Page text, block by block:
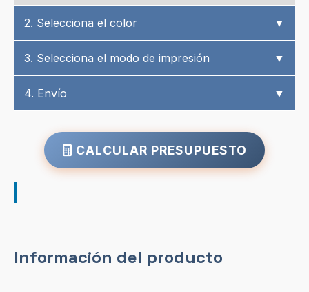
2. Selecciona el color ▼
3. Selecciona el modo de impresión ▼
4. Envío ▼
CALCULAR PRESUPUESTO
Información del producto